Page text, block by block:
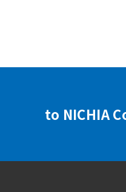
to NICHIA